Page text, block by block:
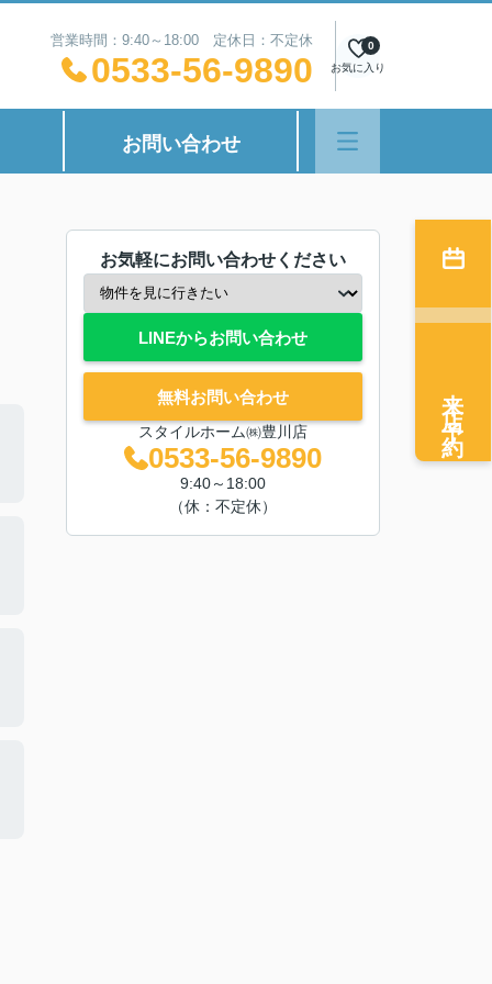
営業時間：9:40～18:00 定休日：不定休
0533-56-9890 お気に入り
0
お問い合わせ
お気軽にお問い合わせください
LINEからお問い合わせ
無料お問い合わせ
スタイルホーム㈱豊川店
0533-56-9890
9:40～18:00
（休：不定休）
来店予約